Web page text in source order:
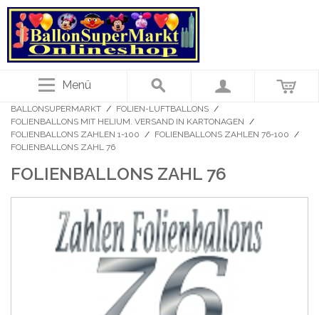
Menü
BALLONSUPERMARKT / FOLIEN-LUFTBALLONS /
FOLIENBALLONS MIT HELIUM. VERSAND IN KARTONAGEN /
FOLIENBALLONS ZAHLEN 1-100 / FOLIENBALLONS ZAHLEN 76-100 /
FOLIENBALLONS ZAHL 76
FOLIENBALLONS ZAHL 76